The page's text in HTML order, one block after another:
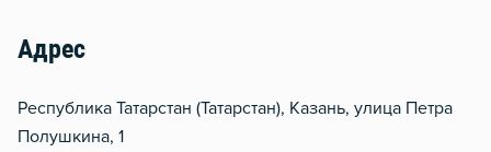
Адрес
Республика Татарстан (Татарстан), Казань, улица Петра
Полушкина, 1